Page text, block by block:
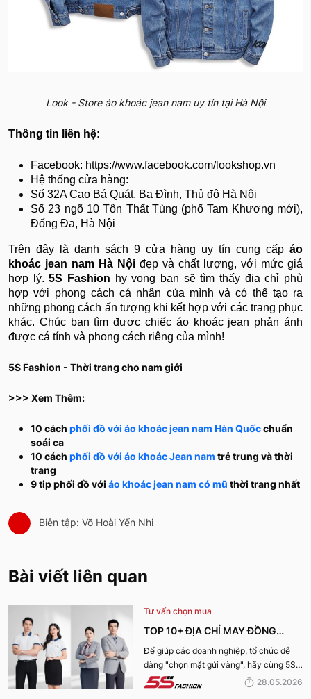
Look - Store áo khoác jean nam uy tín tại Hà Nội
Thông tin liên hệ:
Facebook: https://www.facebook.com/lookshop.vn
Hệ thống cửa hàng:
Số 32A Cao Bá Quát, Ba Đình, Thủ đô Hà Nội
Số 23 ngõ 10 Tôn Thất Tùng (phố Tam Khương mới),
Đống Đa, Hà Nội
Trên đây là danh sách 9 cửa hàng uy tín cung cấp áo
khoác jean nam Hà Nội đẹp và chất lượng, với mức giá
hợp lý.5S Fashion hy vọng bạn sẽ tìm thấy địa chỉ phù
hợp với phong cách cá nhân của mình và có thể tạo ra
những phong cách ấn tượng khi kết hợp với các trang phục
khác. Chúc bạn tìm được chiếc áo khoác jean phản ánh
được cá tính và phong cách riêng của mình!
5S Fashion - Thời trang cho nam giới
>>> Xem Thêm:
10 cách phối đồ với áo khoác jean nam Hàn Quốcchuẩn
soái ca
10 cách phối đồ với áo khoác Jean nam trẻ trung và thời
trang
9 tip phối đồ với áo khoác jean nam có mũ thời trang nhất
Biên tập: Võ Hoài Yến Nhi
Bài viết liên quan
Tư vấn chọn mua
TOP 10+ ĐỊA CHỈ MAY ĐỒNG
PHỤC CÔNG TY ĐẸP, UY TÍN
NHẤT HIỆN NAY
Để giúp các doanh nghiệp, tổ chức dễ
dàng "chọn mặt gửi vàng", hãy cùng 5S
Fashion tìm hiểu những địa chỉ may đồng
28.05.2026